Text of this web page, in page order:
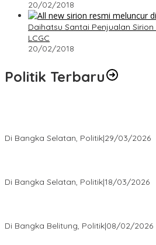
20/02/2018
Daihatsu Santai Penjualan
LCGC
20/02/2018
Politik Terbaru
Di Bangka Selatan, Politik|29/03/2026
Di Bangka Selatan, Politik|18/03/2026
Di Bangka Belitung, Politik|08/02/2026